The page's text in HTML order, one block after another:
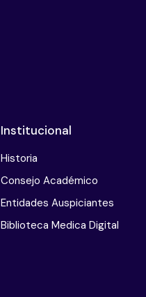
Institucional
Historia
Consejo Académico
Entidades Auspiciantes
Biblioteca Medica Digital